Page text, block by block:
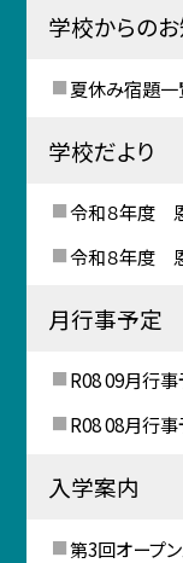
学校からの
夏休み宿題一
学校だより
令和８年度
令和８年度
月行事予定
R08 09月行
R08 08月行
入学案内
第3回オープン